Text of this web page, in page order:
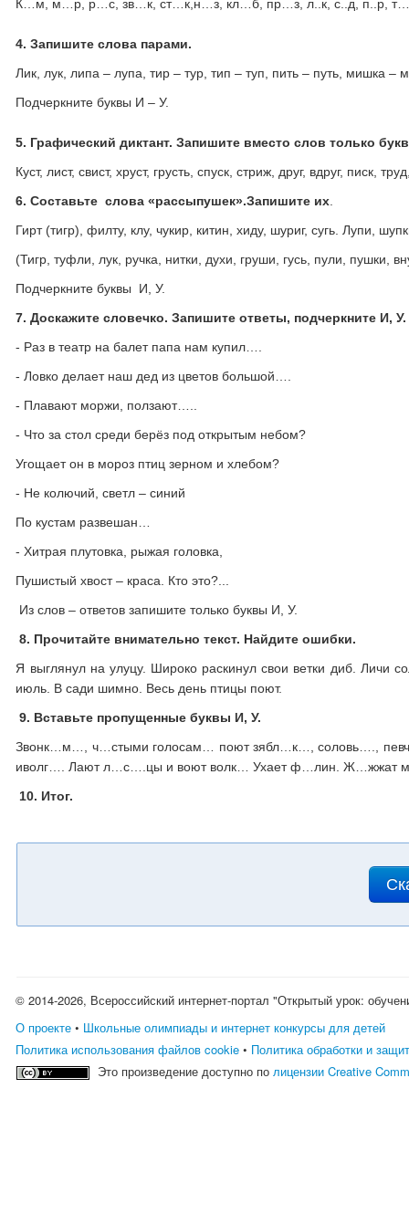
К…м, м…р, р…с, зв…к, ст…к,н…з, кл…б, пр…з, л..к, с..д, п..р,
4.Запишите слова парами.
Лик, лук, липа – лупа, тир – тур, тип – туп, пить – путь, мишка –
Подчеркните буквы И – У.
5. Графический диктант. Запишите вместо слов только
Куст, лист, свист, хруст, грусть, спуск, стриж, друг, вдруг, писк,
6.Составьте слова «рассыпушек».Запишите их
Гирт (тигр), филту, клу, чукир, китин, хиду, шуриг, сугь. Лупи,
(Тигр, туфли, лук, ручка, нитки, духи, груши, гусь, пули, пушки,
Подчеркните буквы И, У.
7.Доскажите словечко. Запишите ответы, подчеркните И, У.
- Раз в театр на балет папа нам купил….
- Ловко делает наш дед из цветов большой….
- Плавают моржи, ползают…..
- Что за стол среди берёз под открытым небом?
Угощает он в мороз птиц зерном и хлебом?
- Не колючий, светл – синий
По кустам развешан…
- Хитрая плутовка, рыжая головка,
Пушистый хвост – краса. Кто это?...
Из слов – ответов запишите только буквы И, У.
8. Прочитайте внимательно текст. Найдите ошибки.
Я выглянул на улуцу. Широко раскинул свои ветки диб. Личи
июль. В сади шимно. Весь день птицы поют.
9. Вставьте пропущенные буквы И, У.
Звонк…м…, ч…стыми голосам… поют зябл…к…, соловь….,
иволг…. Лают л…с….цы и воют волк… Ухает ф…лин. Ж…жжат
10. Итог.
© 2014-2026, Всероссийский интернет-портал "Открытый урок:
О проекте • Школьные олимпиады и интернет конкурсы для детей
Политика использования файлов cookie • Политика обработки и
Это произведение доступно полицензии Creative